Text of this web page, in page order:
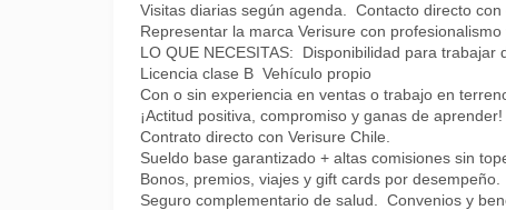
Visitas diarias según agenda. Contacto directo con
Representar la marca Verisure con profesionalismo
LO QUE NECESITAS: Disponibilidad para trabajar
Licencia clase B Vehículo propio
Con o sin experiencia en ventas o trabajo en
¡Actitud positiva, compromiso y ganas de
Contrato directo con Verisure Chile.
Sueldo base garantizado + altas comisiones sin
Bonos, premios, viajes y gift cards por desempeño.
Seguro complementario de salud. Convenios y